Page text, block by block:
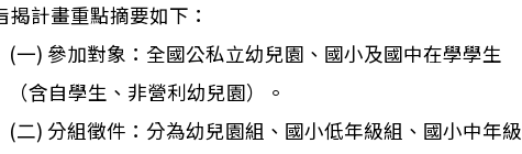
揭計畫重點摘要如下：
(一) 參加對象：全國公私立幼兒園、國小及國中在學學生
（含自學生、非營利幼兒園）。
(二) 分組徵件：分為幼兒園組、國小低年級組、國小中年級